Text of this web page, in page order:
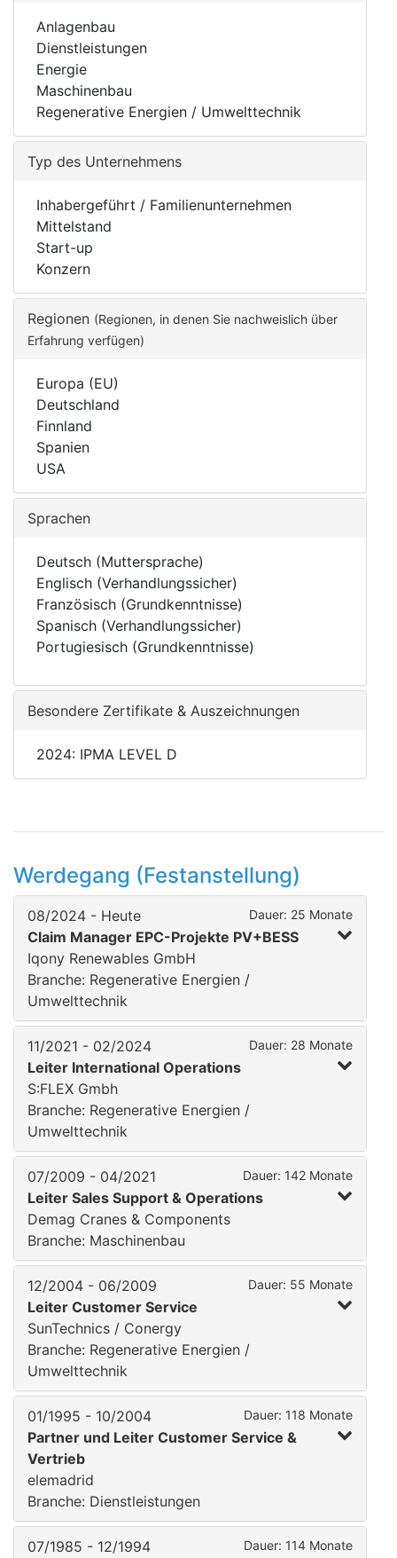
Anlagenbau
Dienstleistungen
Energie
Maschinenbau
Regenerative Energien / Umwelttechnik
Typ des Unternehmens
Inhabergeführt / Familienunternehmen
Mittelstand
Start-up
Konzern
Regionen (Regionen, in denen Sie nachweislich über
Erfahrung verfügen)
Europa (EU)
Deutschland
Finnland
Spanien
USA
Sprachen
Deutsch (Muttersprache)
Englisch (Verhandlungssicher)
Französisch (Grundkenntnisse)
Spanisch (Verhandlungssicher)
Portugiesisch (Grundkenntnisse)
Besondere Zertifikate & Auszeichnungen
2024: IPMA LEVEL D
Werdegang (Festanstellung)
08/2024 - Heute Dauer: 25 Monate
Claim Manager EPC-Projekte PV+BESS
Iqony Renewables GmbH
Branche: Regenerative Energien /
Umwelttechnik
11/2021 - 02/2024 Dauer: 28 Monate
Leiter International Operations
S:FLEX Gmbh
Branche: Regenerative Energien /
Umwelttechnik
07/2009 - 04/2021 Dauer: 142 Monate
Leiter Sales Support & Operations
Demag Cranes & Components
Branche: Maschinenbau
12/2004 - 06/2009 Dauer: 55 Monate
Leiter Customer Service
SunTechnics / Conergy
Branche: Regenerative Energien /
Umwelttechnik
01/1995 - 10/2004 Dauer: 118 Monate
Partner und Leiter Customer Service &
Vertrieb
elemadrid
Branche: Dienstleistungen
07/1985 - 12/1994 Dauer: 114 Monate